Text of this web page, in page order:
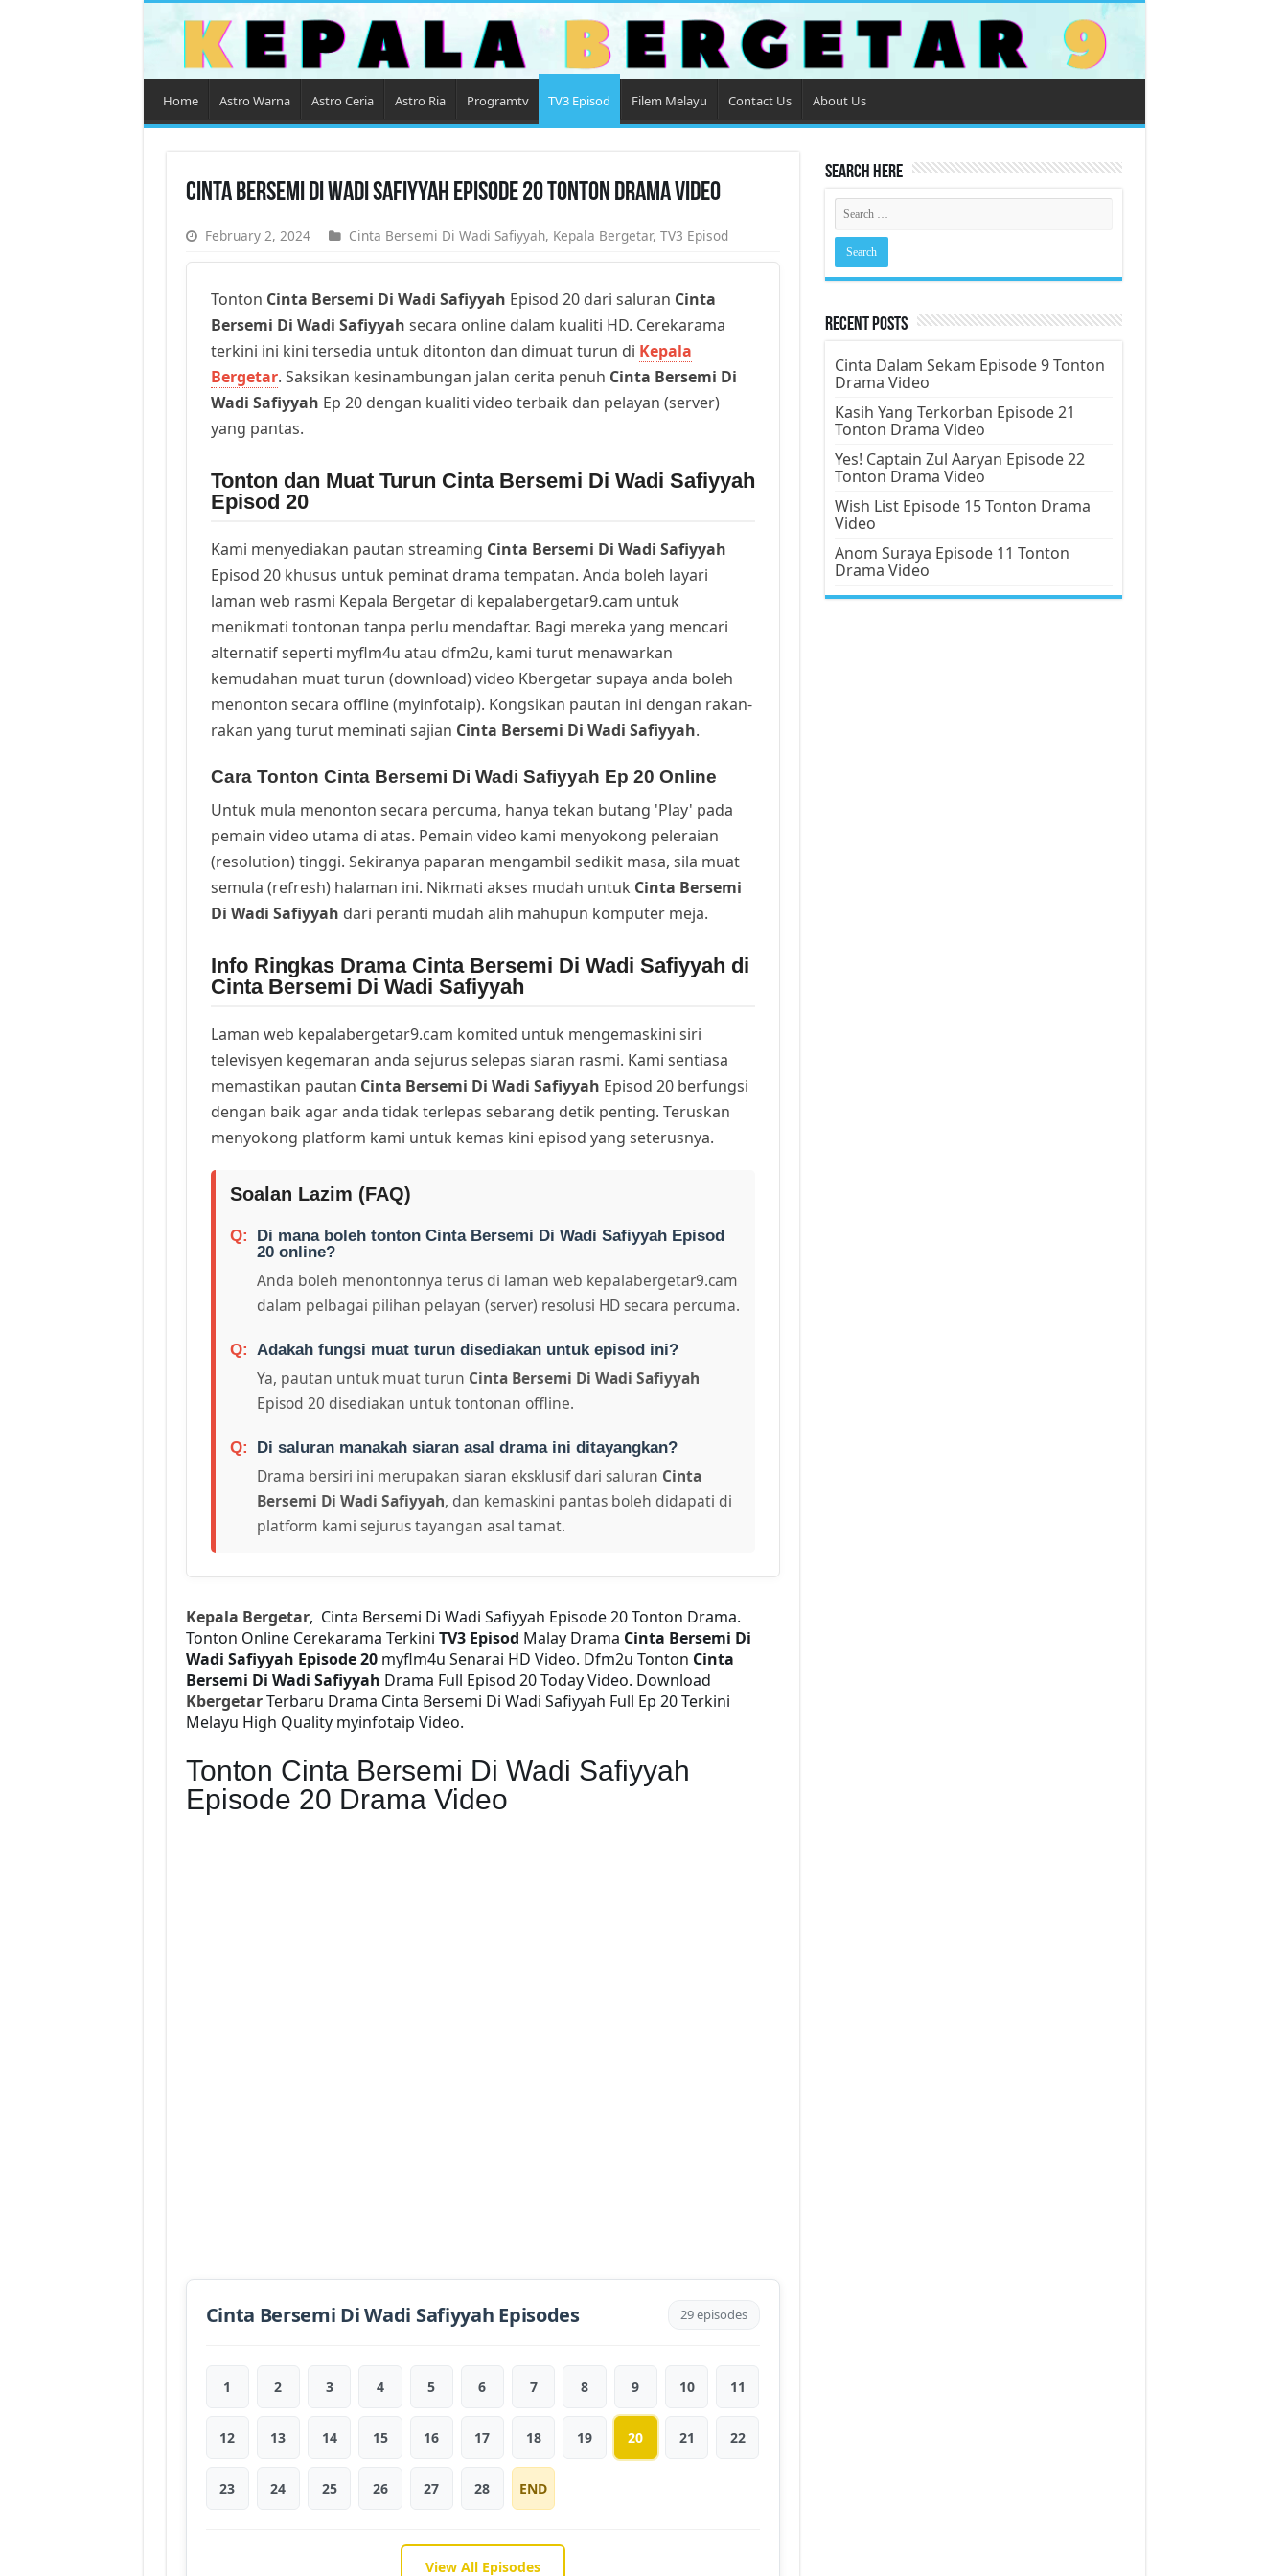
Home Astro Warna Astro Ceria Astro Ria Programtv TV3 Episod Filem Melayu Contact Us About Us
Cinta Bersemi Di Wadi Safiyyah Episode 20 Tonton Drama Video
February 2, 2024 Cinta Bersemi Di Wadi Safiyyah, Kepala Bergetar, TV3 Episod
Tonton Cinta Bersemi Di Wadi Safiyyah Episod 20 dari saluran Cinta
Bersemi Di Wadi Safiyyah secara online dalam kualiti HD. Cerekarama
terkini ini kini tersedia untuk ditonton dan dimuat turun di Kepala
Bergetar. Saksikan kesinambungan jalan cerita penuh Cinta Bersemi Di
Wadi Safiyyah Ep 20 dengan kualiti video terbaik dan pelayan (server)
yang pantas.
Tonton dan Muat Turun Cinta Bersemi Di Wadi Safiyyah
Episod 20
Kami menyediakan pautan streaming Cinta Bersemi Di Wadi Safiyyah
Episod 20 khusus untuk peminat drama tempatan. Anda boleh layari
laman web rasmi Kepala Bergetar di kepalabergetar9.cam untuk
menikmati tontonan tanpa perlu mendaftar. Bagi mereka yang mencari
alternatif seperti myflm4u atau dfm2u, kami turut menawarkan
kemudahan muat turun (download) video Kbergetar supaya anda boleh
menonton secara offline (myinfotaip). Kongsikan pautan ini dengan rakan-
rakan yang turut meminati sajian Cinta Bersemi Di Wadi Safiyyah.
Cara Tonton Cinta Bersemi Di Wadi Safiyyah Ep 20 Online
Untuk mula menonton secara percuma, hanya tekan butang 'Play' pada
pemain video utama di atas. Pemain video kami menyokong peleraian
(resolution) tinggi. Sekiranya paparan mengambil sedikit masa, sila muat
semula (refresh) halaman ini. Nikmati akses mudah untuk Cinta Bersemi
Di Wadi Safiyyah dari peranti mudah alih mahupun komputer meja.
Info Ringkas Drama Cinta Bersemi Di Wadi Safiyyah di
Cinta Bersemi Di Wadi Safiyyah
Laman web kepalabergetar9.cam komited untuk mengemaskini siri
televisyen kegemaran anda sejurus selepas siaran rasmi. Kami sentiasa
memastikan pautan Cinta Bersemi Di Wadi Safiyyah Episod 20 berfungsi
dengan baik agar anda tidak terlepas sebarang detik penting. Teruskan
menyokong platform kami untuk kemas kini episod yang seterusnya.
Soalan Lazim (FAQ)
Di mana boleh tonton Cinta Bersemi Di Wadi Safiyyah Episod
20 online?
Anda boleh menontonnya terus di laman web kepalabergetar9.cam
dalam pelbagai pilihan pelayan (server) resolusi HD secara percuma.
Adakah fungsi muat turun disediakan untuk episod ini?
Ya, pautan untuk muat turun Cinta Bersemi Di Wadi Safiyyah
Episod 20 disediakan untuk tontonan offline.
Di saluran manakah siaran asal drama ini ditayangkan?
Drama bersiri ini merupakan siaran eksklusif dari saluran Cinta
Bersemi Di Wadi Safiyyah, dan kemaskini pantas boleh didapati di
platform kami sejurus tayangan asal tamat.
Kepala Bergetar, Cinta Bersemi Di Wadi Safiyyah Episode 20 Tonton Drama.
Tonton Online Cerekarama Terkini TV3 Episod Malay Drama Cinta Bersemi Di
Wadi Safiyyah Episode 20 myflm4u Senarai HD Video. Dfm2u Tonton Cinta
Bersemi Di Wadi Safiyyah Drama Full Episod 20 Today Video. Download
KbergetarTerbaru Drama Cinta Bersemi Di Wadi Safiyyah Full Ep 20 Terkini
Melayu High Quality myinfotaip Video.
Tonton Cinta Bersemi Di Wadi Safiyyah
Episode 20 Drama Video
Cinta Bersemi Di Wadi Safiyyah Episodes 29 episodes
1 2 3 4 5 6 7 8 9 10 11
12 13 14 15 16 17 18 19 20 21 22
23 24 25 26 27 28 END
View All Episodes
Search Here
Recent Posts
Cinta Dalam Sekam Episode 9 Tonton
Drama Video
Kasih Yang Terkorban Episode 21
Tonton Drama Video
Yes! Captain Zul Aaryan Episode 22
Tonton Drama Video
Wish List Episode 15 Tonton Drama
Video
Anom Suraya Episode 11 Tonton
Drama Video